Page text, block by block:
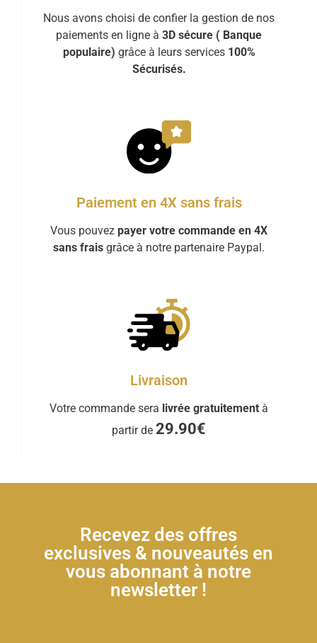
Nous avons choisi de confier la gestion de nos
paiements en ligne à 3D sécure ( Banque
populaire) grâce à leurs services 100%
Sécurisés.
Paiement en 4X sans frais
Vous pouvez payer votre commande en 4X
sans frais grâce à notre partenaire Paypal.
Livraison
Votre commande sera livrée gratuitement à
partir de 29.90€
Recevez des offres
exclusives & nouveautés en
vous abonnant à notre
newsletter !